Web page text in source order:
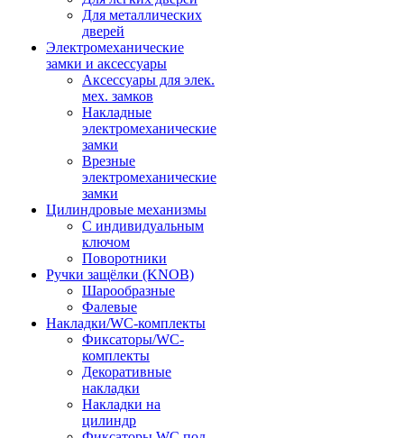
Для металлических
дверей
Электромеханические
замки и аксессуары
Аксессуары для элек.
мех. замков
Накладные
электромеханические
замки
Врезные
электромеханические
замки
Цилиндровые механизмы
С индивидуальным
ключом
Поворотники
Ручки защёлки (KNOB)
Шарообразные
Фалевые
Накладки/WC-комплекты
Фиксаторы/WC-
комплекты
Декоративные
накладки
Накладки на
цилиндр